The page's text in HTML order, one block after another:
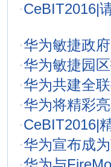
·CeBIT2016|
·华为敏捷政
·华为敏捷园
·华为共建全
·华为将精彩
·CeBIT2016|
·华为宣布成